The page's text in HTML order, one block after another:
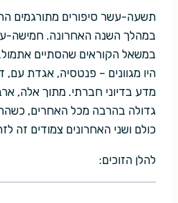
תשעה-עשר סיפורים מתורגמים
במהלך השנה האחרונה. חמישה-
במשאל הקוראים שהסתיים
היו מגוונים – פנטסיה, אגדת עם,
מדע בדיוני חברתי. מתוך אלה,
גדולה בהרבה מכל האחרים,
כולם ושני האחרונים צמודים זה
להלן הזוכים: